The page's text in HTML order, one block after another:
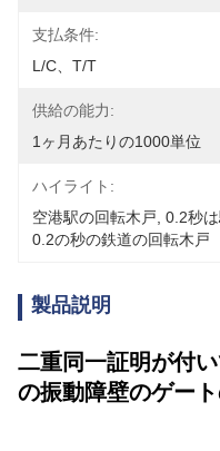
支払条件:
L/C、T/T
供給の能力:
1ヶ月あたりの1000単位
ハイライト:
空港駅の回転木戸 0.2秒
0.2の秒の鉄道の回転木戸
製品説明
二重同一証明が付
の振動障壁のゲー